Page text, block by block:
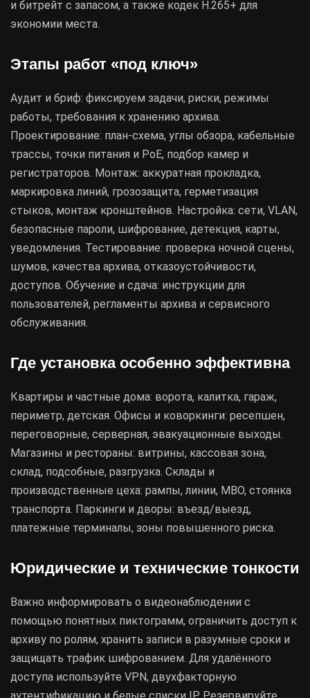
и битрейт с запасом, а также кодек H.265+ для
экономии места.
Этапы работ «под ключ»
Аудит и бриф: фиксируем задачи, риски, режимы
работы, требования к хранению архива.
Проектирование: план-схема, углы обзора, кабельные
трассы, точки питания и PoE, подбор камер и
регистраторов. Монтаж: аккуратная прокладка,
маркировка линий, грозозащита, герметизация
стыков, монтаж кронштейнов. Настройка: сети, VLAN,
безопасные пароли, шифрование, детекция, карты,
уведомления. Тестирование: проверка ночной сцены,
шумов, качества архива, отказоустойчивости,
доступов. Обучение и сдача: инструкции для
пользователей, регламенты архива и сервисного
обслуживания.
Где установка особенно эффективна
Квартиры и частные дома: ворота, калитка, гараж,
периметр, детская. Офисы и коворкинги: ресепшен,
переговорные, серверная, эвакуационные выходы.
Магазины и рестораны: витрины, кассовая зона,
склад, подсобные, разгрузка. Склады и
производственные цеха: рампы, линии, МВО, стоянка
транспорта. Паркинги и дворы: въезд/выезд,
платежные терминалы, зоны повышенного риска.
Юридические и технические тонкости
Важно информировать о видеонаблюдении с
помощью понятных пиктограмм, ограничить доступ к
архиву по ролям, хранить записи в разумные сроки и
защищать трафик шифрованием. Для удалённого
доступа используйте VPN, двухфакторную